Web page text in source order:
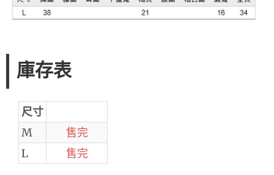
庫存表
尺寸
M
售完
L
售完